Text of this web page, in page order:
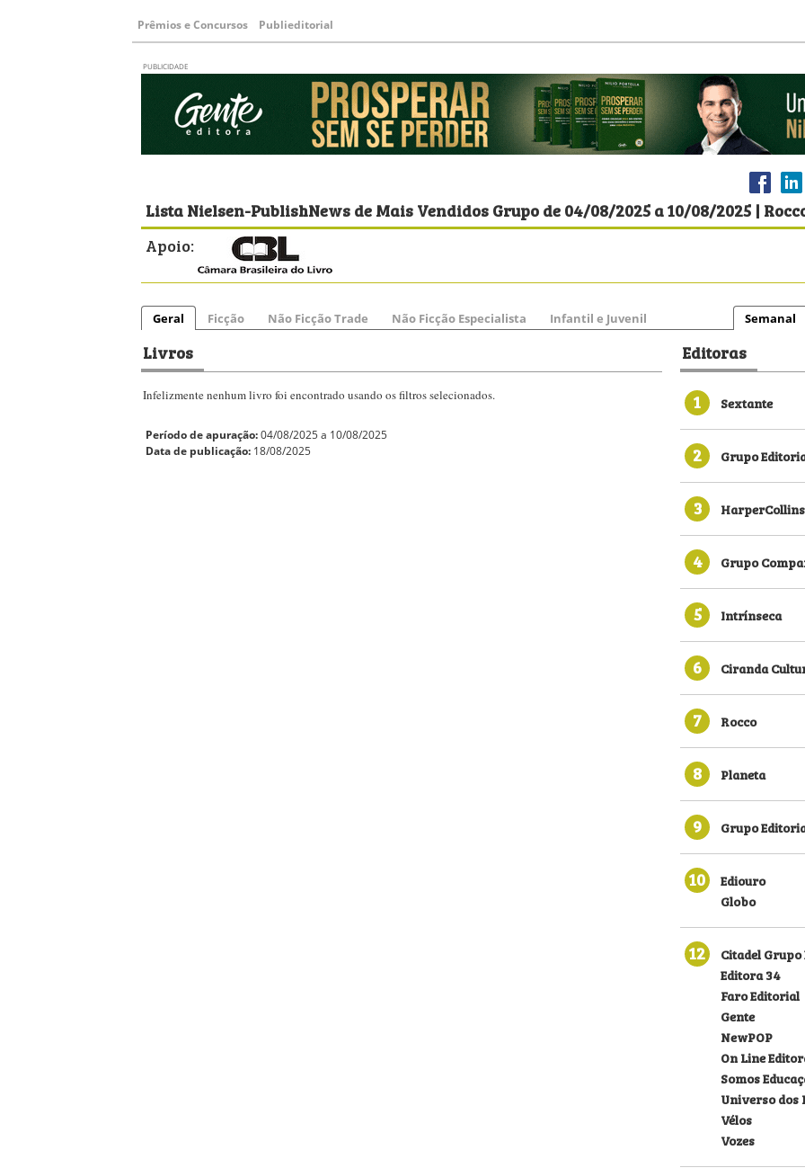
Prêmios e Concursos Publieditorial
PUBLICIDADE
Lista Nielsen-PublishNews de Mais Vendidos Grupo de 04/08/2025 a 10/08/2025 |
Apoio:
Geral Ficção Não Ficção Trade Não Ficção Especialista Infantil e Juvenil Semanal
Livros
Infelizmente nenhum livro foi encontrado usando os filtros selecionados.
Período de apuração:04/08/2025 a 10/08/2025
Data de publicação: 18/08/2025
Editoras
1
Sextante
2 Grupo
3
4 Grupo
5 Intrínseca
6 Ciranda
7 Rocco
8 Planeta
9 Grupo
10
Ediouro
Globo
12
Citadel
Editora 34
Faro Editorial
Gente
NewPOP
On Line
Somos
Universo dos
Vélos
Vozes